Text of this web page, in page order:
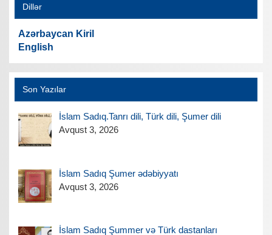
Dillər
Azərbaycan Kiril
English
Son Yazılar
İslam Sadıq.Tanrı dili, Türk dili, Şumer dili
Avqust 3, 2026
İslam Sadıq Şumer ədəbiyyatı
Avqust 3, 2026
İslam Sadıq Şummer və Türk dastanları